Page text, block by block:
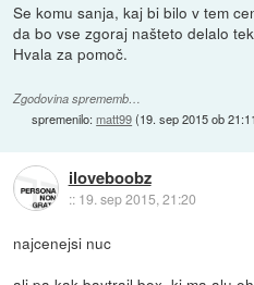
Se komu sanja, kaj bi bilo v tem
da bo vse zgoraj našteto delalo
Hvala za pomoč.
Zgodovina sprememb…
spremenilo:matt99(19. sep 2015 ob
iloveboobz
:: 19. sep 2015, 21:20
najcenejsi nuc